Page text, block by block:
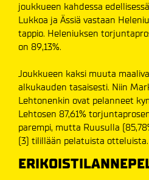
joukkueen kahdessa
Lukkoa ja Ässiä vastaan
tappio. Heleniuksen
on 89,13%.
Joukkueen kaksi muuta
alkukauden tasaisesti. Niin
Lehtonenkin ovat pelanneet
Lehtosen 87,61%
parempi, mutta Ruusulla
(3) tilillään pelatuista otteluista.